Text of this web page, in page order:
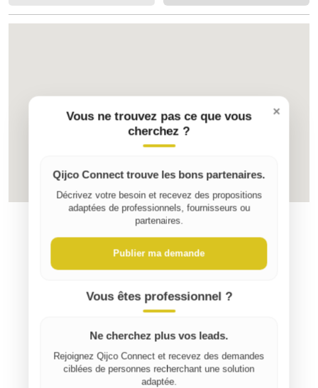
8 ×
Vous ne trouvez pas ce que vous
cherchez ?
Qijco Connect trouve les bons partenaires.
Décrivez votre besoin et recevez des propositions
adaptées de professionnels, fournisseurs ou
partenaires.
Publier ma demande
Vous êtes professionnel ?
Ne cherchez plus vos leads.
Rejoignez Qijco Connect et recevez des demandes
ciblées de personnes recherchant une solution
adaptée.